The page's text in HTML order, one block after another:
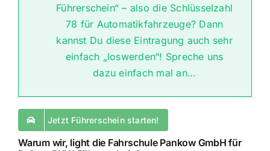
Führerschein“ – also die Schlüsselzahl
78 für Automatikfahrzeuge? Dann
kannst Du diese Eintragung auch sehr
einfach „loswerden“! Spreche uns
dazu einfach mal an…
Jetzt Führerschein starten!
Warum wir, light die Fahrschule Pankow GmbH für